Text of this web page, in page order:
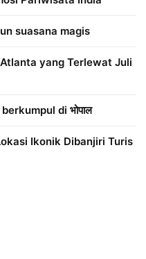
suasana magis
yang Terlewat Juli
di भोपाल
Ikonik Dibanjiri Turis